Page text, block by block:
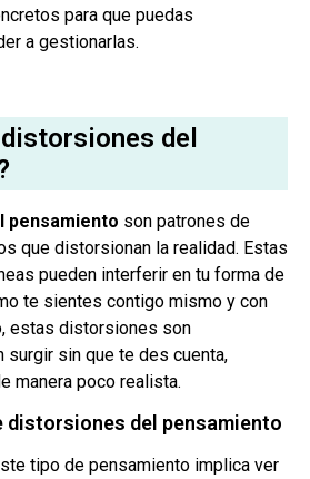
para que puedas
a gestionarlas.
del
pensamiento son patrones de
que distorsionan la realidad. Estas
pueden interferir en tu forma de
te sientes contigo mismo y con
estas distorsiones son
surgir sin que te des cuenta,
manera poco realista.
distorsiones del pensamiento
tipo de pensamiento implica ver